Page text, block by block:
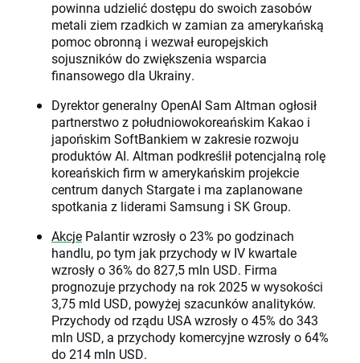
powinna udzielić dostępu do swoich zasobów
metali ziem rzadkich w zamian za amerykańską
pomoc obronną i wezwał europejskich
sojuszników do zwiększenia wsparcia
finansowego dla Ukrainy.
Dyrektor generalny OpenAI Sam Altman ogłosił
partnerstwo z południowokoreańskim Kakao i
japońskim SoftBankiem w zakresie rozwoju
produktów AI. Altman podkreślił potencjalną rolę
koreańskich firm w amerykańskim projekcie
centrum danych Stargate i ma zaplanowane
spotkania z liderami Samsung i SK Group.
Akcje Palantir wzrosły o 23% po godzinach
handlu, po tym jak przychody w IV kwartale
wzrosły o 36% do 827,5 mln USD. Firma
prognozuje przychody na rok 2025 w wysokości
3,75 mld USD, powyżej szacunków analityków.
Przychody od rządu USA wzrosły o 45% do 343
mln USD, a przychody komercyjne wzrosły o 64%
do 214 mln USD.